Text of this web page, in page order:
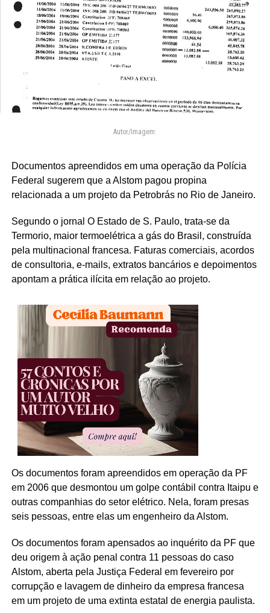
Autor/Imagem:
Documentos apreendidos em uma operação da Polícia
Federal sugerem que a Alstom pagou propina
relacionada a um projeto da Petrobrás no Rio de Janeiro.
Segundo o jornal O Estado de S. Paulo, trata-se da
Termorio, maior termoelétrica a gás do Brasil, construída
pela multinacional francesa. Faturas comerciais, acordos
de consultoria, e-mails, extratos bancários e depoimentos
apontam a prática ilícita em relação ao projeto.
Os documentos foram apreendidos em operação da PF
em 2006 que desmontou um golpe contábil contra Itaipu e
outras companhias do setor elétrico. Nela, foram presas
seis pessoas, entre elas um engenheiro da Alstom.
Os documentos foram apensados ao inquérito da PF que
deu origem à ação penal contra 11 pessoas do caso
Alstom, aberta pela Justiça Federal em fevereiro por
corrupção e lavagem de dinheiro da empresa francesa
em um projeto de uma extinta estatal de energia paulista.